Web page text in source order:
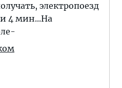
электропоезд
4 мин...На